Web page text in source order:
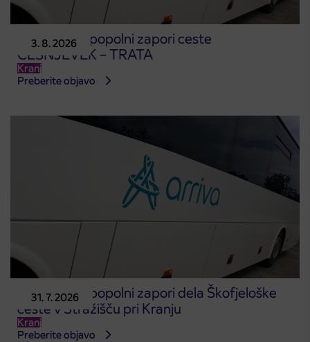
3. 8. 2026
Obvestilo o popolni zapori ceste
ČEŠNJEVEK – TRATA
Kranj
Preberite objavo
31. 7. 2026
Obvestilo o popolni zapori dela Škofjeloške
ceste v Stražišču pri Kranju
Kranj
Preberite objavo